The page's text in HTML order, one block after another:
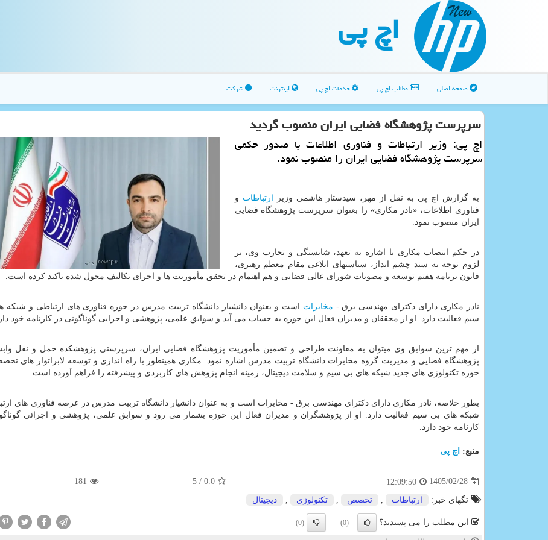
اچ پی
صفحه اصلی مطالب اچ پی خدمات اچ پی اینترنت شرکت
سرپرست پژوهشگاه فضایی ایران منصوب گردید
اچ پی: وزیر ارتباطات و فناوری اطلاعات با صدور حکمی
سرپرست پژوهشگاه فضایی ایران را منصوب نمود.
به گزارش اچ پی به نقل از مهر، سیدستار هاشمی وزیر ارتباطات و
فناوری اطلاعات، «نادر مکاری» را بعنوان سرپرست پژوهشگاه فضایی
ایران منصوب نمود.
در حکم انتصاب مکاری با اشاره به تعهد، شایستگی و تجارب وی، بر
لزوم توجه به سند چشم انداز، سیاستهای ابلاغی مقام معظم رهبری،
قانون برنامه هفتم توسعه و مصوبات شورای عالی فضایی و هم اهتمام در تحقق مأموریت ها و اجرای تکالیف محول شده تاکید کرده است.
نادر مکاری دارای دکترای مهندسی برق - مخابرات است و بعنوان دانشیار دانشگاه تربیت مدرس در حوزه فناوری های ارتباطی و شبکه
سیم فعالیت دارد. او از محققان و مدیران فعال این حوزه به حساب می آید و سوابق علمی، پژوهشی و اجرایی گوناگونی در کارنامه خود
از مهم ترین سوابق وی میتوان به معاونت طراحی و تضمین مأموریت پژوهشگاه فضایی ایران، سرپرستی پژوهشکده حمل و نقل
پژوهشگاه فضایی و مدیریت گروه مخابرات دانشگاه تربیت مدرس اشاره نمود. مکاری همینطور با راه اندازی و توسعه لابراتوار های
حوزه تکنولوژی های جدید شبکه های بی سیم و سلامت دیجیتال، زمینه انجام پژوهش های کاربردی و پیشرفته را فراهم آورده است.
بطور خلاصه، نادر مکاری دارای دکترای مهندسی برق - مخابرات است و به عنوان دانشیار دانشگاه تربیت مدرس در عرصه فناوری های
شبکه های بی سیم فعالیت دارد. او از پژوهشگران و مدیران فعال این حوزه بشمار می رود و سوابق علمی، پژوهشی و اجرائی
کارنامه خود دارد.
منبع: اچ پی
1405/02/28
12:09:50
0.0
/ 5
181
تگهای خبر: ارتباطات تخصص تكنولوژی دیجیتال
این مطلب را می پسندید؟ (0)
(0)